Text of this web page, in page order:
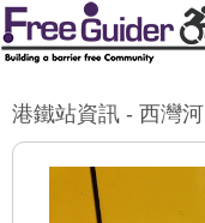
港鐵站資訊 - 西灣河